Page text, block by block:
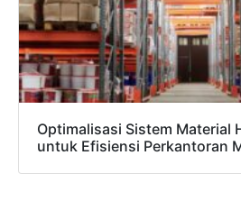
Optimalisasi Sistem Material
untuk Efisiensi Perkantoran